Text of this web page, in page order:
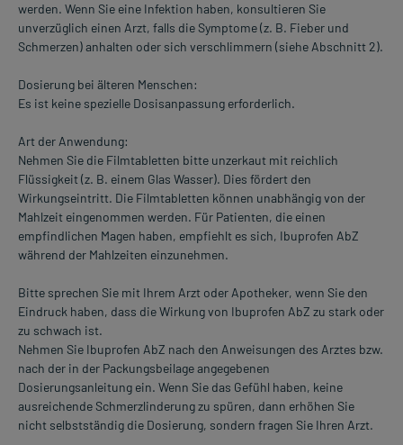
werden. Wenn Sie eine Infektion haben, konsultieren Sie
unverzüglich einen Arzt, falls die Symptome (z. B. Fieber und
Schmerzen) anhalten oder sich verschlimmern (siehe Abschnitt 2).
Dosierung bei älteren Menschen:
Es ist keine spezielle Dosisanpassung erforderlich.
Art der Anwendung:
Nehmen Sie die Filmtabletten bitte unzerkaut mit reichlich
Flüssigkeit (z. B. einem Glas Wasser). Dies fördert den
Wirkungseintritt. Die Filmtabletten können unabhängig von der
Mahlzeit eingenommen werden. Für Patienten, die einen
empfindlichen Magen haben, empfiehlt es sich, Ibuprofen AbZ
während der Mahlzeiten einzunehmen.
Bitte sprechen Sie mit Ihrem Arzt oder Apotheker, wenn Sie den
Eindruck haben, dass die Wirkung von Ibuprofen AbZ zu stark oder
zu schwach ist.
Nehmen Sie Ibuprofen AbZ nach den Anweisungen des Arztes bzw.
nach der in der Packungsbeilage angegebenen
Dosierungsanleitung ein. Wenn Sie das Gefühl haben, keine
ausreichende Schmerzlinderung zu spüren, dann erhöhen Sie
nicht selbstständig die Dosierung, sondern fragen Sie Ihren Arzt.